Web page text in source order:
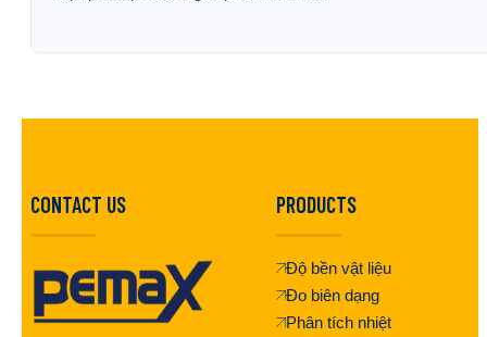
CONTACT US PRODUCTS
Độ bền vật liệu
Đo biên dạng
Phân tích nhiệt